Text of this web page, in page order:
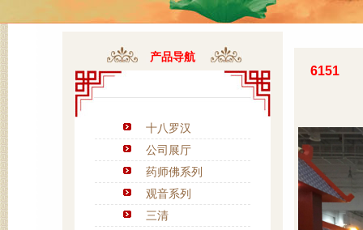
产品导航
十八罗汉
公司展厅
药师佛系列
观音系列
三清
6151